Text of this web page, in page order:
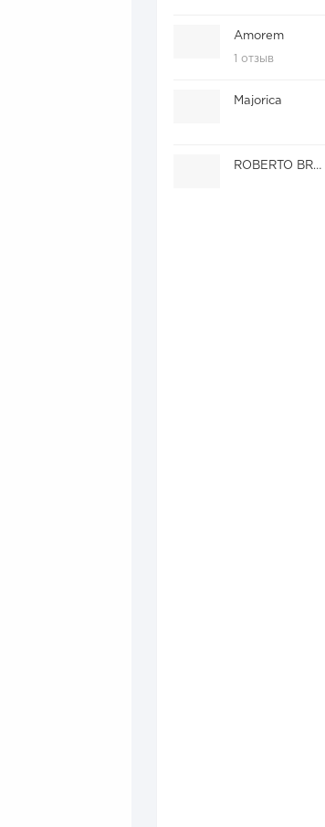
Amorem
1 отзыв
Majorica
ROBERTO BRAVO